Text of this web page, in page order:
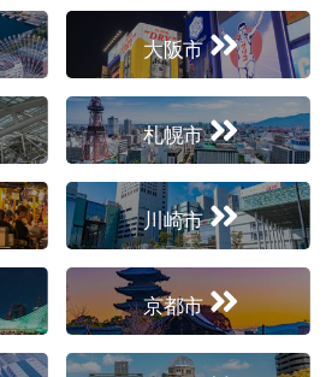
大阪市
札幌市
川崎市
京都市